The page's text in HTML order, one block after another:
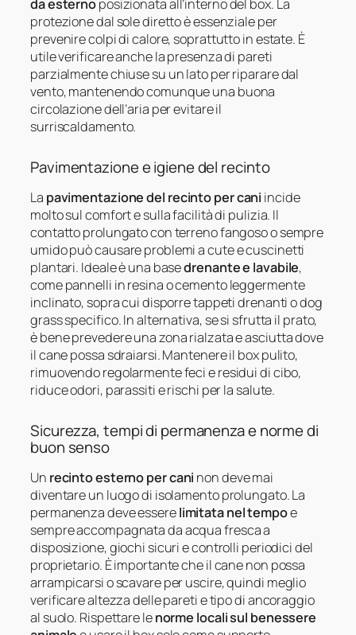
da esternoposizionata all’interno del box. La
protezione dal sole diretto è essenziale per
prevenire colpi di calore, soprattutto in estate. È
utile verificare anche la presenza di pareti
parzialmente chiuse su un lato per riparare dal
vento, mantenendo comunque una buona
circolazione dell’aria per evitare il
surriscaldamento.
Pavimentazione e igiene del recinto
La pavimentazione del recinto per cani incide
molto sul comfort e sulla facilità di pulizia. Il
contatto prolungato con terreno fangoso o sempre
umido può causare problemi a cute e cuscinetti
plantari. Ideale è una basedrenante e lavabile,
come pannelli in resina o cemento leggermente
inclinato, sopra cui disporre tappeti drenanti o dog
grass specifico. In alternativa, se si sfrutta il prato,
è bene prevedere una zona rialzata e asciutta dove
il cane possa sdraiarsi. Mantenere il box pulito,
rimuovendo regolarmente feci e residui di cibo,
riduce odori, parassiti e rischi per la salute.
Sicurezza, tempi di permanenza e norme di
buon senso
Un recinto esterno per cani non deve mai
diventare un luogo di isolamento prolungato. La
permanenza deve esserelimitata nel tempoe
sempre accompagnata da acqua fresca a
disposizione, giochi sicuri e controlli periodici del
proprietario. È importante che il cane non possa
arrampicarsi o scavare per uscire, quindi meglio
verificare altezza delle pareti e tipo di ancoraggio
al suolo. Rispettare lenorme locali sul benessere